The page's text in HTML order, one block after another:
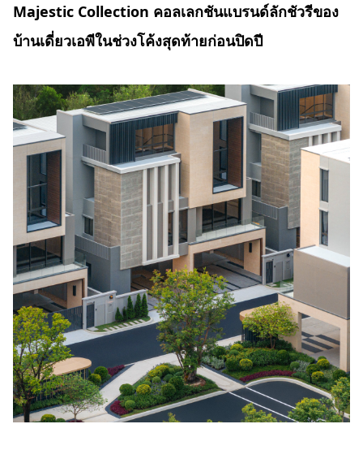
Majestic Collection คอลเลกชันแบรนด์ลักชัวรีของ
บ้านเดี่ยวเอพีในช่วงโค้งสุดท้ายก่อนปิดปี